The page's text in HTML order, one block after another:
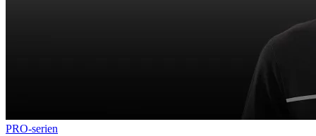
PRO-serien